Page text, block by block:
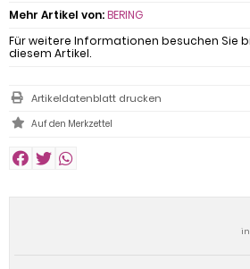
Mehr Artikel von:BERING
Für weitere Informationen besuchen Sie
diesem Artikel.
Artikeldatenblatt drucken